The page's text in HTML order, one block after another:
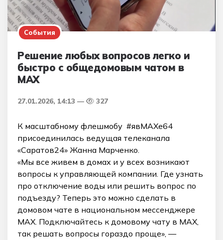
События
Решение любых вопросов легко и
быстро с общедомовым чатом в
MAX
27.01.2026, 14:13 327
К масштабному флешмобу #явMAXе64
присоединилась ведущая телеканала
«Саратов24» Жанна Марченко.
«Мы все живем в домах и у всех возникают
вопросы к управляющей компании. Где узнать
про отключение воды или решить вопрос по
подъезду? Теперь это можно сделать в
домовом чате в национальном мессенджере
MAX. Подключайтесь к домовому чату в MAX,
так решать вопросы гораздо проще», —